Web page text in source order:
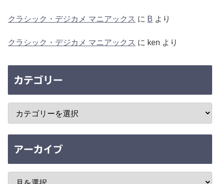
クラシック・デジカメ マニアックス に B より
クラシック・デジカメ マニアックス に ken より
カテゴリー
アーカイブ